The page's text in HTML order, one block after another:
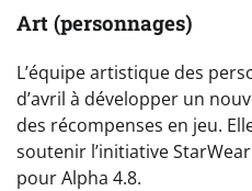
Art (personnages)
L’équipe artistique des
d’avril à développer un
des récompenses en jeu.
soutenir l’initiative
pour Alpha 4.8.